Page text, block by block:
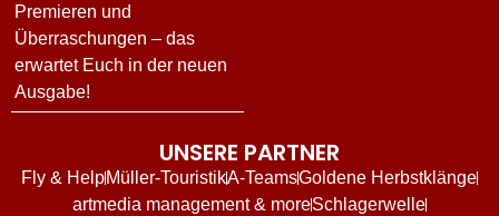
Premieren und
Überraschungen – das
erwartet Euch in der neuen
Ausgabe!
UNSERE PARTNER
Fly & HelpMüller-TouristikA-TeamsGoldene Herbstklänge
artmedia management & moreSchlagerwelle